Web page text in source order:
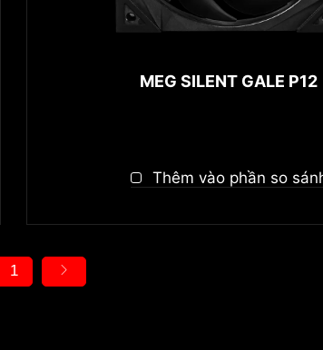
MEG SILENT GALE P12
Thêm vào phần so
1